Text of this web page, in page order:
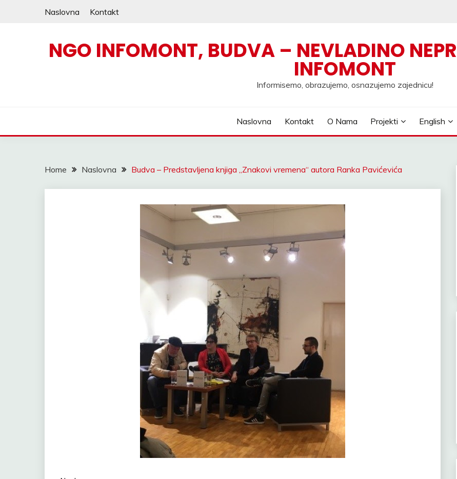
Naslovna Kontakt
NGO INFOMONT, BUDVA – NEVLADINO
INFOMONT
Informisemo, obrazujemo, osnazujemo zajednicu!
Naslovna Kontakt O Nama Projekti English
Home Naslovna Budva – Predstavljena knjiga „Znakovi vremena“ autora Ranka Pavićevića